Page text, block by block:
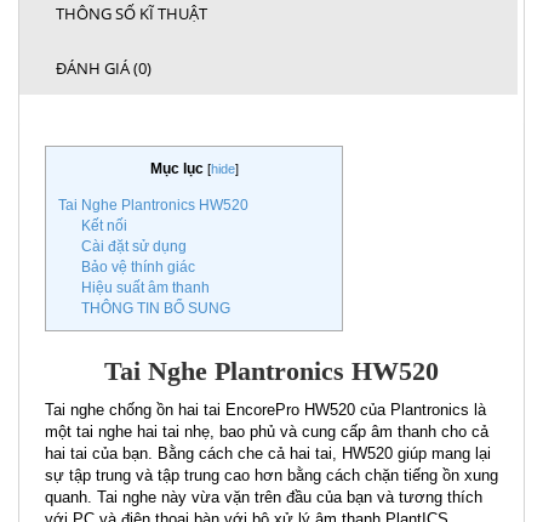
THÔNG SỐ KĨ THUẬT
ĐÁNH GIÁ (0)
Mục lục [hide]
Tai Nghe Plantronics HW520
Kết nối
Cài đặt sử dụng
Bảo vệ thính giác
Hiệu suất âm thanh
THÔNG TIN BỔ SUNG
Tai Nghe Plantronics HW520
Tai nghe chống ồn hai tai EncorePro HW520 của Plantronics là
một tai nghe hai tai nhẹ, bao phủ và cung cấp âm thanh cho cả
hai tai của bạn. Bằng cách che cả hai tai, HW520 giúp mang lại
sự tập trung và tập trung cao hơn bằng cách chặn tiếng ồn xung
quanh. Tai nghe này vừa vặn trên đầu của bạn và tương thích